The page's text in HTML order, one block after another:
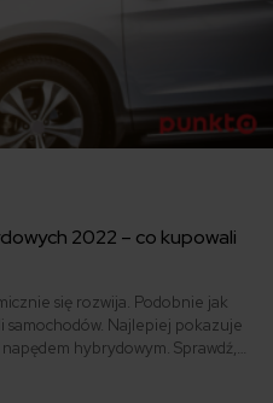
2022 – co kupowali
się rozwija. Podobnie jak
samochodów. Najlepiej pokazuje
hybrydowym. Sprawdź,